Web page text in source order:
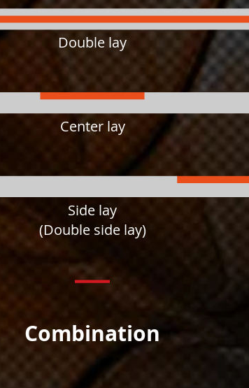
Double lay
Center lay
Side lay
(Double side lay)
Combination